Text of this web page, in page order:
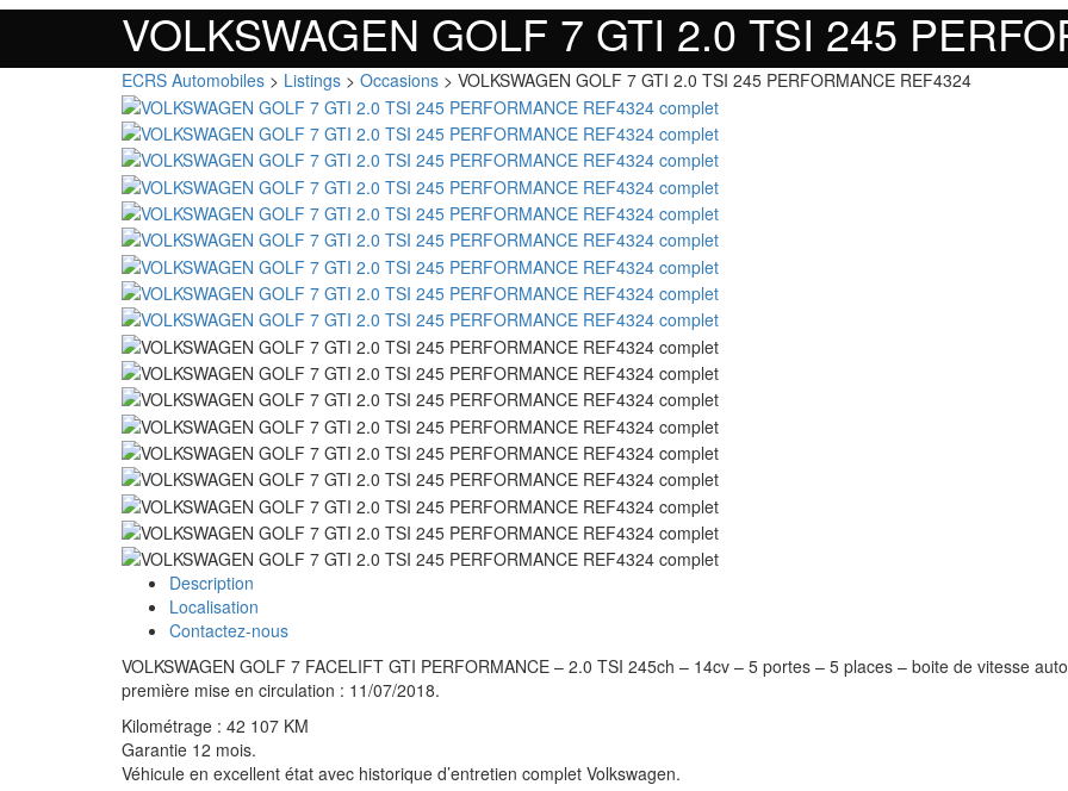
VOLKSWAGEN GOLF 7 GTI 2.0 TSI 245
ECRS Automobiles > Listings > Occasions > VOLKSWAGEN GOLF 7 GTI 2.0 TSI 245 PERFORMANCE REF4324
Description
Localisation
Contactez-nous
VOLKSWAGEN GOLF 7 FACELIFT GTI PERFORMANCE – 2.0 TSI 245ch – 14cv – 5 portes – 5 places – boite de vitesse
première mise en circulation : 11/07/2018.
Kilométrage : 42 107 KM
Garantie 12 mois.
Véhicule en excellent état avec historique d’entretien complet Volkswagen.